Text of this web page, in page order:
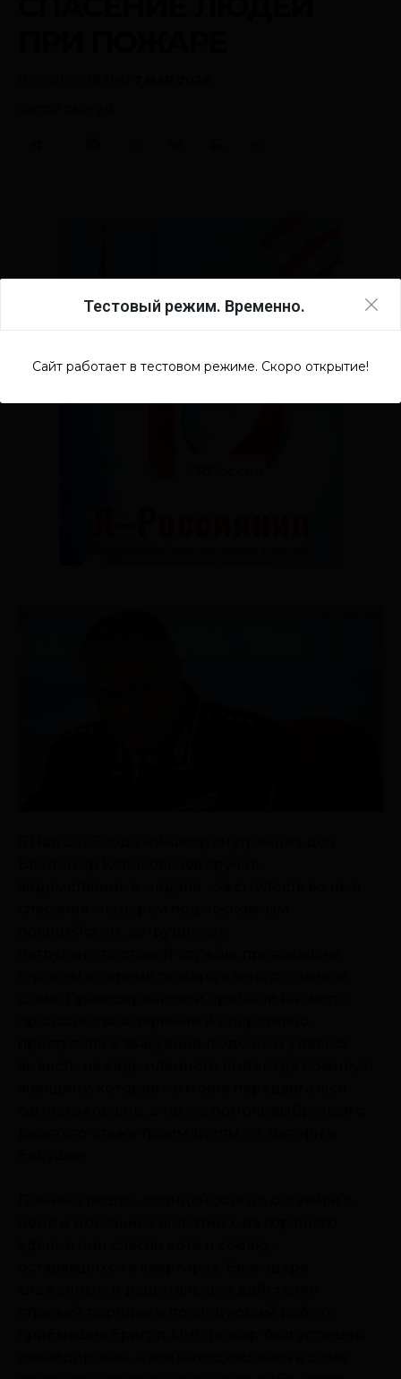
Тестовый режим. Временно.
Сайт работает в тестовом режиме. Скоро открытие!